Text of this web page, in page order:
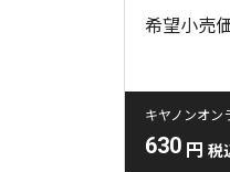
希望小売
キヤノンオン
630 円 税